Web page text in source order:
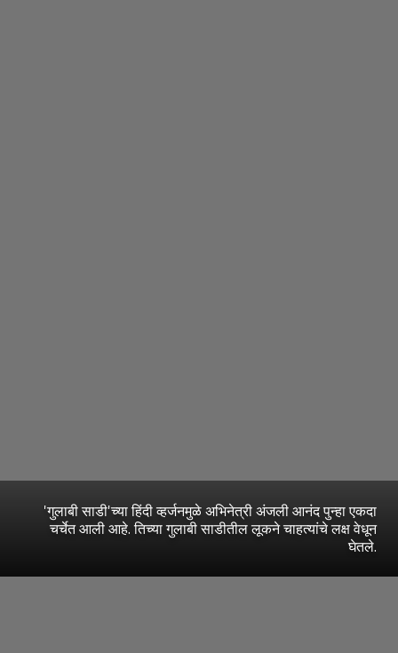
'गुलाबी साडी'च्या हिंदी व्हर्जनमुळे अभिनेत्री अंजली आनंद पुन्हा एकदा
चर्चेत आली आहे. तिच्या गुलाबी साडीतील लूकने चाहत्यांचे लक्ष वेधून
घेतले.